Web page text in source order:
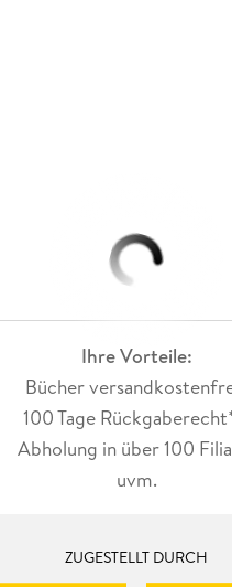
Ihre Vorteile:
Bücher
100 Tage
Abholung in über 100
uvm.
ZUGESTELLT DURCH